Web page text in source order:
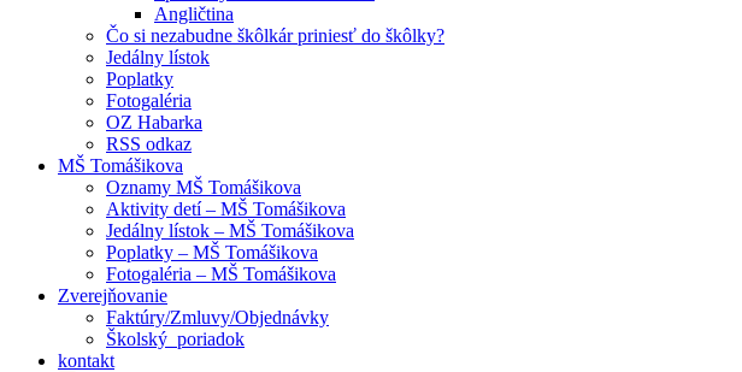
Angličtina
Čo si nezabudne škôlkár priniesť do škôlky?
Jedálny lístok
Poplatky
Fotogaléria
OZ Habarka
RSS odkaz
MŠ Tomášikova
Oznamy MŠ Tomášikova
Aktivity detí – MŠ Tomášikova
Jedálny lístok – MŠ Tomášikova
Poplatky – MŠ Tomášikova
Fotogaléria – MŠ Tomášikova
Zverejňovanie
Faktúry/Zmluvy/Objednávky
Školský poriadok
kontakt